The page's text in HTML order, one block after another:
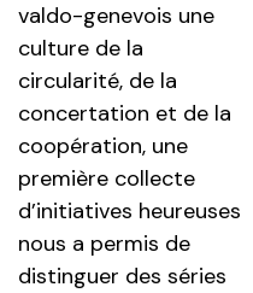
valdo-genevois une
culture de la
circularité, de la
concertation et de la
coopération, une
première collecte
d’initiatives heureuses
nous a permis de
distinguer des séries